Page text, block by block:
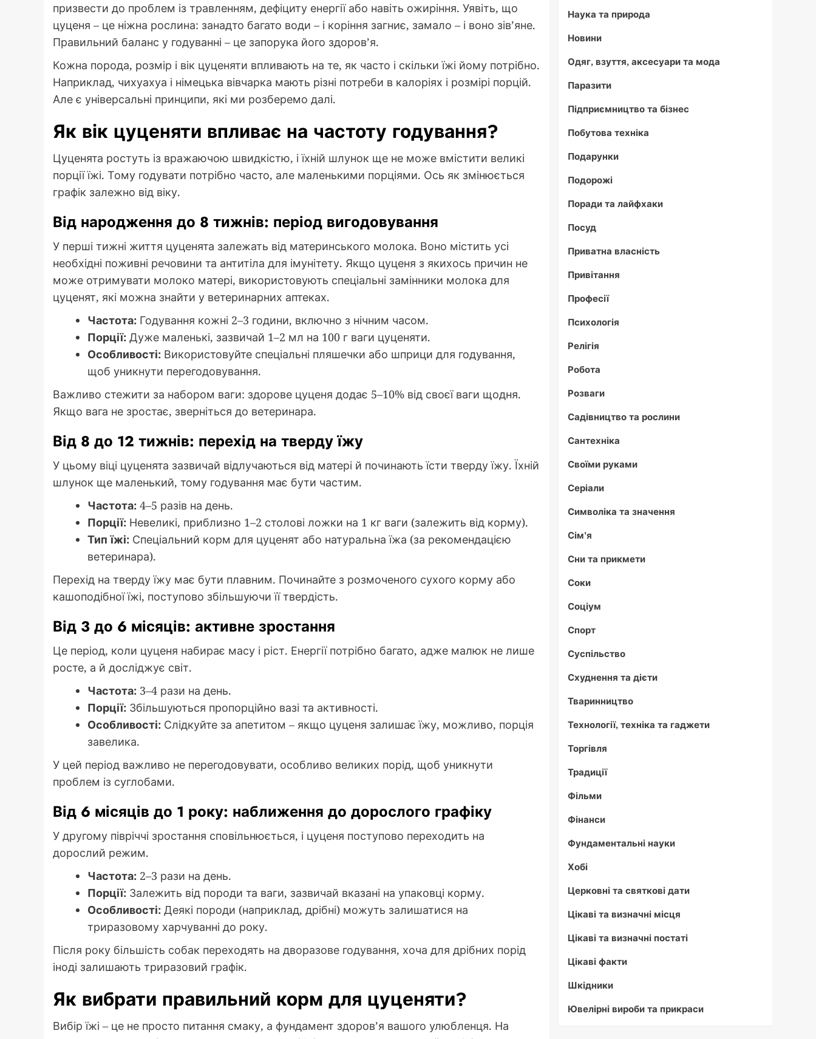
призвести до проблем із травленням, дефіциту енергії або навіть ожиріння. Уявіть, що
цуценя – це ніжна рослина: занадто багато води – і коріння загниє, замало – і воно зів’яне.
Правильний баланс у годуванні – це запорука його здоров’я.
Кожна порода, розмір і вік цуценяти впливають на те, як часто і скільки їжі йому потрібно.
Наприклад, чихуахуа і німецька вівчарка мають різні потреби в калоріях і розмірі порцій.
Але є універсальні принципи, які ми розберемо далі.
Як вік цуценяти впливає на частоту годування?
Цуценята ростуть із вражаючою швидкістю, і їхній шлунок ще не може вмістити великі
порції їжі. Тому годувати потрібно часто, але маленькими порціями. Ось як змінюється
графік залежно від віку.
Від народження до 8 тижнів: період вигодовування
У перші тижні життя цуценята залежать від материнського молока. Воно містить усі
необхідні поживні речовини та антитіла для імунітету. Якщо цуценя з якихось причин не
може отримувати молоко матері, використовують спеціальні замінники молока для
цуценят, які можна знайти у ветеринарних аптеках.
Частота: Годування кожні 2–3 години, включно з нічним часом.
Порції: Дуже маленькі, зазвичай 1–2 мл на 100 г ваги цуценяти.
Особливості: Використовуйте спеціальні пляшечки або шприци для годування,
щоб уникнути перегодовування.
Важливо стежити за набором ваги: здорове цуценя додає 5–10% від своєї ваги щодня.
Якщо вага не зростає, зверніться до ветеринара.
Від 8 до 12 тижнів: перехід на тверду їжу
У цьому віці цуценята зазвичай відлучаються від матері й починають їсти тверду їжу. Їхній
шлунок ще маленький, тому годування має бути частим.
Частота: 4–5 разів на день.
Порції: Невеликі, приблизно 1–2 столові ложки на 1 кг ваги (залежить від корму).
Тип їжі: Спеціальний корм для цуценят або натуральна їжа (за рекомендацією
ветеринара).
Перехід на тверду їжу має бути плавним. Починайте з розмоченого сухого корму або
кашоподібної їжі, поступово збільшуючи її твердість.
Від 3 до 6 місяців: активне зростання
Це період, коли цуценя набирає масу і ріст. Енергії потрібно багато, адже малюк не лише
росте, а й досліджує світ.
Частота: 3–4 рази на день.
Порції: Збільшуються пропорційно вазі та активності.
Особливості: Слідкуйте за апетитом – якщо цуценя залишає їжу, можливо, порція
завелика.
У цей період важливо не перегодовувати, особливо великих порід, щоб уникнути
проблем із суглобами.
Від 6 місяців до 1 року: наближення до дорослого графіку
У другому півріччі зростання сповільнюється, і цуценя поступово переходить на
дорослий режим.
Частота: 2–3 рази на день.
Порції: Залежить від породи та ваги, зазвичай вказані на упаковці корму.
Особливості: Деякі породи (наприклад, дрібні) можуть залишатися на
триразовому харчуванні до року.
Після року більшість собак переходять на дворазове годування, хоча для дрібних порід
іноді залишають триразовий графік.
Як вибрати правильний корм для цуценяти?
Вибір їжі – це не просто питання смаку, а фундамент здоров’я вашого улюбленця. На
Наука та природа
Новини
Одяг, взуття, аксесуари та мода
Паразити
Підприємництво та бізнес
Побутова техніка
Подарунки
Подорожі
Поради та лайфхаки
Посуд
Приватна власність
Привітання
Професії
Психологія
Релігія
Робота
Розваги
Садівництво та рослини
Сантехніка
Своїми руками
Серіали
Символіка та значення
Сім'я
Сни та прикмети
Соки
Соціум
Спорт
Суспільство
Схуднення та дієти
Тваринництво
Технології, техніка та гаджети
Торгівля
Традиції
Фільми
Фінанси
Фундаментальні науки
Хобі
Церковні та святкові дати
Цікаві та визначні місця
Цікаві та визначні постаті
Цікаві факти
Шкідники
Ювелірні вироби та прикраси